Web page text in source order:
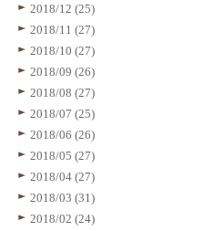
2018/12 (25)
2018/11 (27)
2018/10 (27)
2018/09 (26)
2018/08 (27)
2018/07 (25)
2018/06 (26)
2018/05 (27)
2018/04 (27)
2018/03 (31)
2018/02 (24)